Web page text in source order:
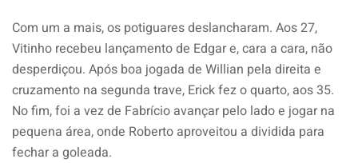
Com um a mais, os potiguares deslancharam. Aos 27,
Vitinho recebeu lançamento de Edgar e, cara a cara, não
desperdiçou. Após boa jogada de Willian pela direita e
cruzamento na segunda trave, Erick fez o quarto, aos 35.
No fim, foi a vez de Fabrício avançar pelo lado e jogar na
pequena área, onde Roberto aproveitou a dividida para
fechar a goleada.